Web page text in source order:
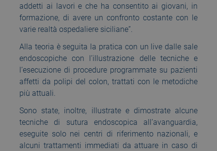
addetti ai lavori e che ha consentito ai giovani, in
formazione, di avere un confronto costante con le
varie realtà ospedaliere siciliane”.
Alla teoria è seguita la pratica con un live dalle sale
endoscopiche con l’illustrazione delle tecniche e
l’esecuzione di procedure programmate su pazienti
affetti da polipi del colon, trattati con le metodiche
più attuali.
Sono state, inoltre, illustrate e dimostrate alcune
tecniche di sutura endoscopica all’avanguardia,
eseguite solo nei centri di riferimento nazionali, e
alcuni trattamenti immediati da attuare in caso di